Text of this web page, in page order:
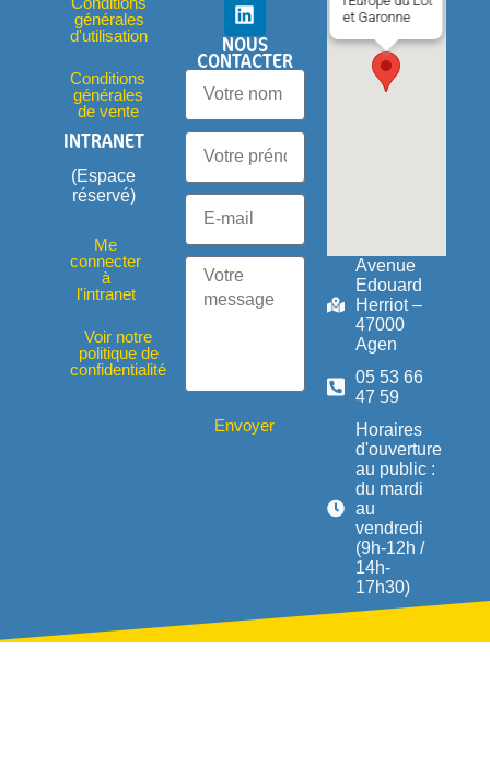
générales
d'utilisation
Conditions
générales
de vente
INTRANET
(Espace
réservé)
Me
connecter
à
l'intranet
Voir notre
politique de
confidentialité
NOUS
CONTACTER
Envoyer
et Garonne
Avenue
Edouard
Herriot –
47000
Agen
05 53 66
47 59
Horaires
d'ouverture
au public :
du mardi
au
vendredi
(9h-12h /
14h-
17h30)